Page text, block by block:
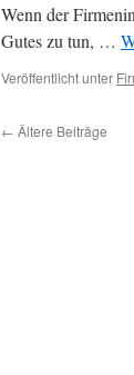
Wenn der
Gutes zu tun, …
Veröffentlicht unter
← Ältere Beiträge